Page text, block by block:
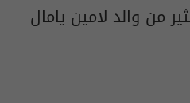
من والد لامين يامال